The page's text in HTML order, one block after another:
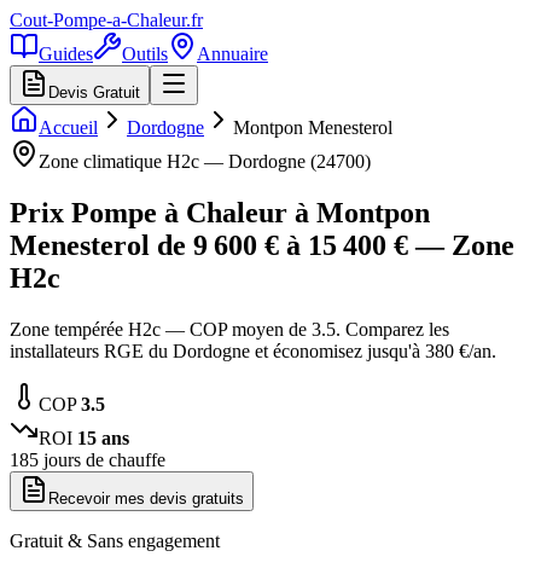
Cout-Pompe-a-Chaleur.fr
Guides
Outils Annuaire
Devis Gratuit
Accueil Dordogne
Montpon Menesterol
Zone climatique H2c — Dordogne (24700)
Prix Pompe à Chaleur à Montpon
Menesterol de 9 600 € à 15 400 € — Zone
H2c
Zone tempérée H2c — COP moyen de 3.5. Comparez les
installateurs RGE du Dordogne et économisez jusqu'à 380 €/an.
COP3.5
ROI 15 ans
185 jours de chauffe
Recevoir mes devis gratuits
Gratuit & Sans engagement